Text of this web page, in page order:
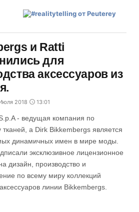
и Ratti
для
аксессуаров из
2018 13:01
- ведущая компания по
тканей, а Dirk Bikkembergs является
динамичных имен в мире моды.
эксклюзивное лицензионное
дизайн, производство и
по всему миру коллекций
линии Bikkembergs.